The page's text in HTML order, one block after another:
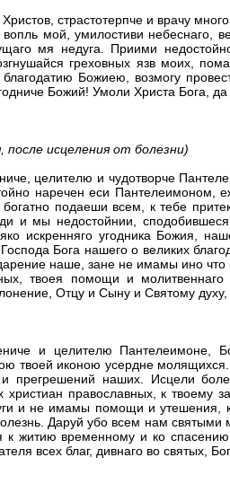
Христов, страстотерпче и врачу
мой, умилостиви небеснаго,
мя недуга. Приими
греховных язв моих,
Божиею, возмогу
Божий! Умоли Христа Бога,
после исцеления от болезни)
целителю и чудотворче
наречен еси Пантелеимоном,
богатно подаеши всем, к тебе
и мы недостойнии,
искренняго угодника Божия,
Господа Бога нашего о великих
наше, зане не имамы ино
твоея помощи и молитвеннаго
Отцу и Сыну и Святому
и целителю Пантелеимоне,
твоей иконою усердне
и прегрешений наших. Исцели
христиан православных, к
и не имамы помощи и утешения, к
Даруй убо всем нам
к житию временному и ко
всех благ, дивнаго во святых,